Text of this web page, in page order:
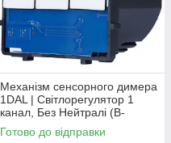
Механізм сенсорного димера
1DAL | Світлорегулятор 1
канал, Без Нейтралі (B-
D101L)
Готово до відправки